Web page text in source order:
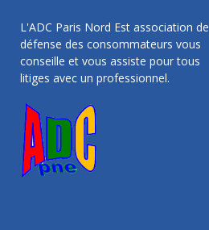
L'ADC Paris Nord Est association de
défense des consommateurs vous
conseille et vous assiste pour tous
litiges avec un professionnel.